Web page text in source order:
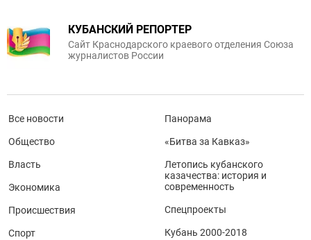
КУБАНСКИЙ РЕПОРТЕР
Сайт Краснодарского краевого отделения Союза
журналистов России
Все новости
Общество
Власть
Экономика
Происшествия
Спорт
Панорама
«Битва за Кавказ»
Летопись кубанского
казачества: история и
современность
Спецпроекты
Кубань 2000-2018